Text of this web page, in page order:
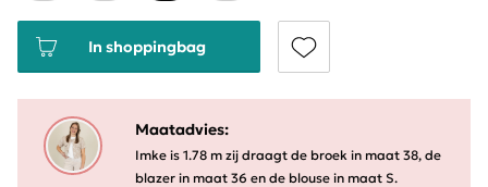
In shoppingbag
Maatadvies:
Imke is 1.78 m zij draagt de broek in maat 38, de
blazer in maat 36 en de blouse in maat S.